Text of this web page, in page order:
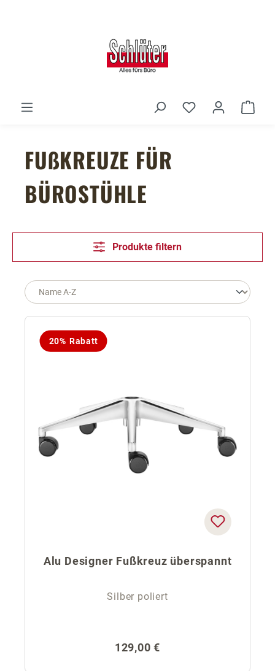
Du hast 0
FUßKREUZE FÜR
BÜROSTÜHLE
Produkte filtern
20% Rabatt
Alu Designer Fußkreuz überspannt
Silber poliert
Regulärer Preis:
129,00 €